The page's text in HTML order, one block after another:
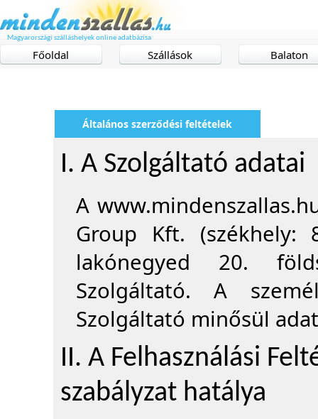
Magyarországi szálláshelyek online adatbázisa
Főoldal Szállások Balaton
Általános szerződési feltételek
I. A Szolgáltató adatai
A
Group Kft. (székhely:
lakónegyed 20.
Szolgáltató. A
Szolgáltató minősül
II. A Felhasználási
szabályzat hatálya